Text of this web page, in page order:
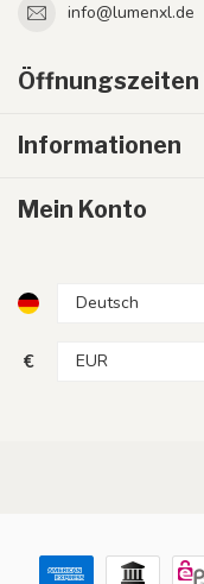
info@lumenxl.de
Öffnungszeiten
Informationen
Mein Konto
€